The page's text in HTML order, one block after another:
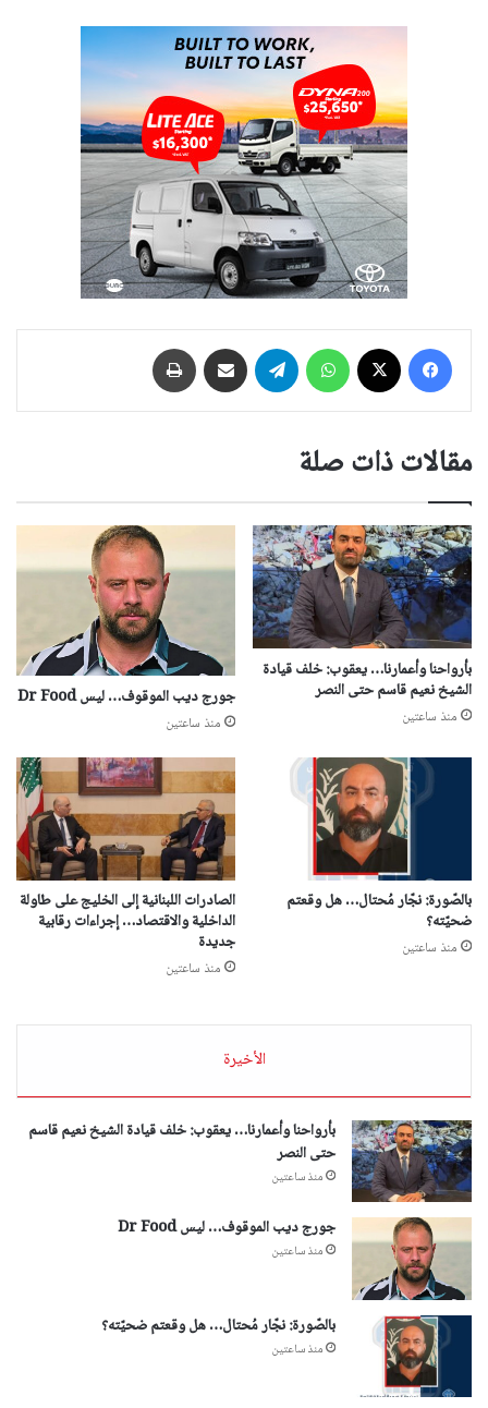
فيسبوك واتساب تيلقرام مشاركة عبر البريد
مقالات ذات صلة
بأرواحنا وأعمارنا… يعقوب: خلف قيادة
الشيخ نعيم قاسم حتى النصر
منذ ساعتين
جورج ديب الموقوف… ليس Dr Food
منذ ساعتين
بالصّورة: نجّار مُحتال… هل وقعتم
ضحيّته؟
منذ ساعتين
الصادرات اللبنانية إلى الخليج على طاولة
الداخلية والاقتصاد… إجراءات رقابية
جديدة
منذ ساعتين
الأخيرة
بأرواحنا وأعمارنا… يعقوب: خلف قيادة الشيخ نعيم قاسم
حتى النصر
منذ ساعتين
جورج ديب الموقوف… ليس Dr Food
منذ ساعتين
بالصّورة: نجّار مُحتال… هل وقعتم ضحيّته؟
منذ ساعتين